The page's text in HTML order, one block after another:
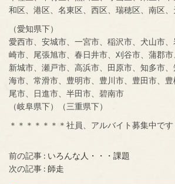
和区、港区、名東区、西区、瑞穂区、南区
（愛知県下）
愛西市、安城市、一宮市、稲沢市、犬山市
崎市、尾張旭市、春日井市、刈谷市、蒲郡市
新城市、瀬戸市、高浜市、田原市、知多市
海市、常滑市、豊明市、豊川市、豊田市、
尾市、日進市、半田市、碧南市
（岐阜県下）（三重県下）
＊＊＊＊＊＊＊社員、アルバイト募集中です
前の記事 : いろんな人・・・課題
次の記事 : 師走